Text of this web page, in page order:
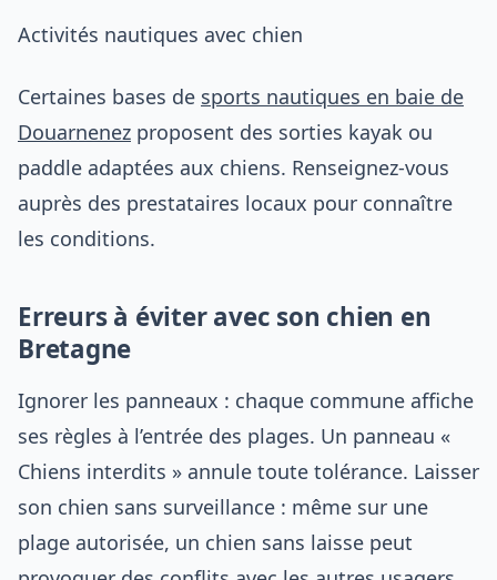
Activités nautiques avec chien
Certaines bases de sports nautiques en baie de
Douarnenez proposent des sorties kayak ou
paddle adaptées aux chiens. Renseignez-vous
auprès des prestataires locaux pour connaître
les conditions.
Erreurs à éviter avec son chien en
Bretagne
Ignorer les panneaux : chaque commune affiche
ses règles à l’entrée des plages. Un panneau «
Chiens interdits » annule toute tolérance. Laisser
son chien sans surveillance : même sur une
plage autorisée, un chien sans laisse peut